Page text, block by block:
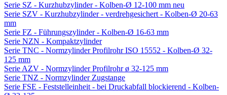
Serie SZ - Kurzhubzylinder - Kolben-Ø 12-100 mm neu
Serie SZV - Kurzhubzylinder - verdrehgesichert - Kolben-Ø 20-63
mm
Serie FZ - Führungszylinder - Kolben-Ø 16-63 mm
Serie NZN - Kompaktzylinder
Serie TNC - Normzylinder Profilrohr ISO 15552 - Kolben-Ø 32-
125 mm
Serie AZV - Normzylinder Profilrohr ø 32-125 mm
Serie TNZ - Normzylinder Zugstange
Serie FSE - Feststelleinheit - bei Druckabfall blockierend - Kolben-